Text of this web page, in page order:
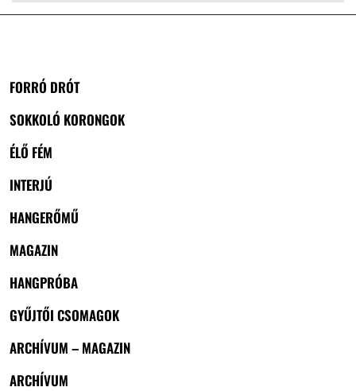
FORRÓ DRÓT
SOKKOLÓ KORONGOK
ÉLŐ FÉM
INTERJÚ
HANGERŐMŰ
MAGAZIN
HANGPRÓBA
GYŰJTŐI CSOMAGOK
ARCHÍVUM – MAGAZIN
ARCHÍVUM